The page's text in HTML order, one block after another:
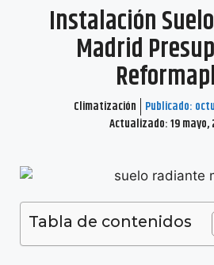
Instalación
Madrid
Climatización Publicado:
Actualizado: 19 mayo,
Tabla de contenidos